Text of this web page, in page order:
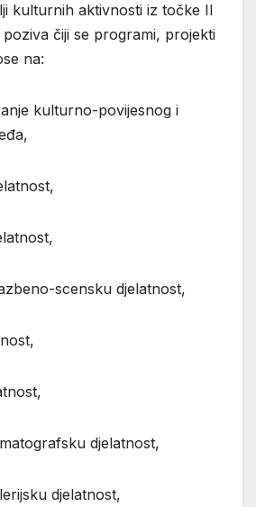
kulturnih aktivnosti iz točke II
čiji se programi, projekti
na:
kulturno-povijesnog i
scensku djelatnost,
djelatnost,
djelatnost,